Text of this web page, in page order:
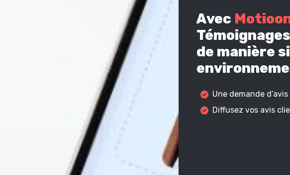
Avec
de manière
Une demande
Diffusez vos avis